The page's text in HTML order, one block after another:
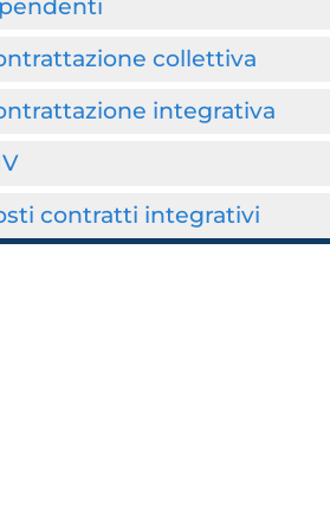
collettiva
integrativa
contratti integrativi